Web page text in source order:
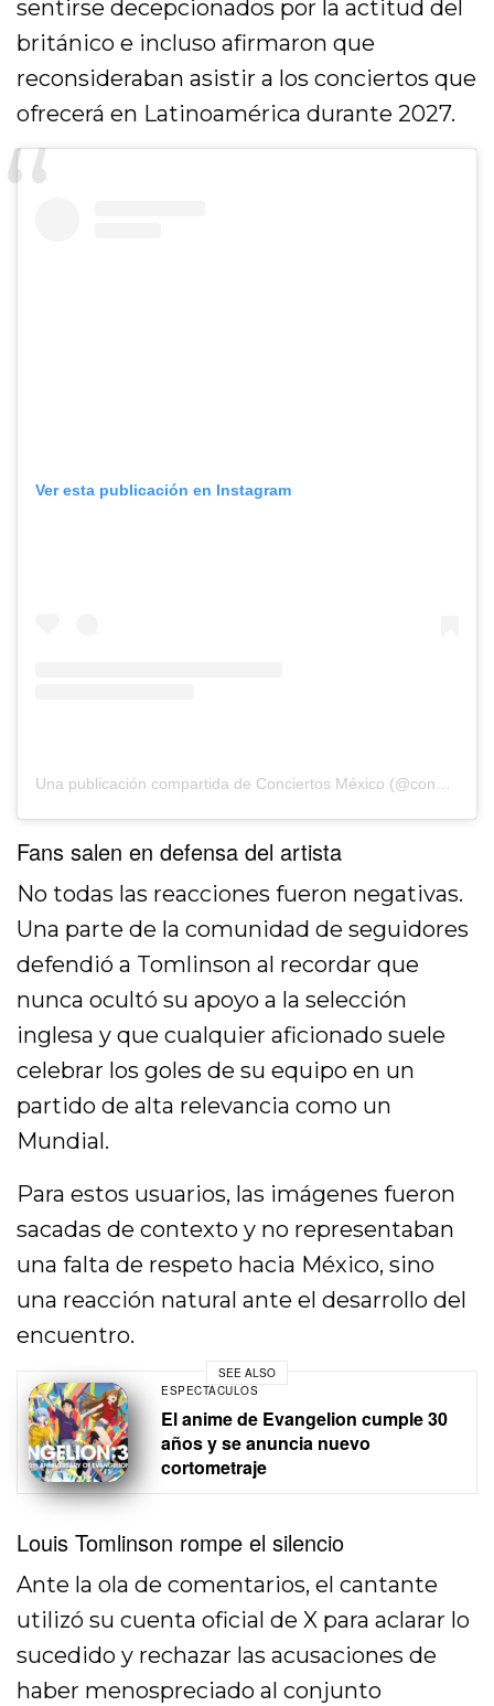
sentirse decepcionados por la actitud del
británico e incluso afirmaron que
reconsideraban asistir a los conciertos que
ofrecerá en Latinoamérica durante 2027.
Ver esta publicación en Instagram
Una publicación compartida de Conciertos México (@conciertos_mx)
Fans salen en defensa del artista
No todas las reacciones fueron negativas.
Una parte de la comunidad de seguidores
defendió a Tomlinson al recordar que
nunca ocultó su apoyo a la selección
inglesa y que cualquier aficionado suele
celebrar los goles de su equipo en un
partido de alta relevancia como un
Mundial.
Para estos usuarios, las imágenes fueron
sacadas de contexto y no representaban
una falta de respeto hacia México, sino
una reacción natural ante el desarrollo del
encuentro.
SEE ALSO
ESPECTÁCULOS
El anime de Evangelion cumple 30
años y se anuncia nuevo
cortometraje
Louis Tomlinson rompe el silencio
Ante la ola de comentarios, el cantante
utilizó su cuenta oficial de X para aclarar lo
sucedido y rechazar las acusaciones de
haber menospreciado al conjunto